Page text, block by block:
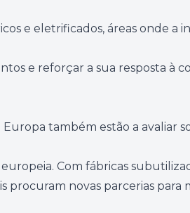
e eletrificados, áreas onde a
e reforçar a sua resposta à
também estão a avaliar
Com fábricas
procuram novas parcerias para